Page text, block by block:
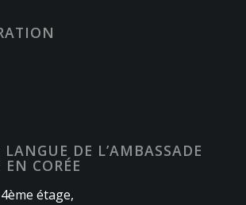
LANGUE DE L’AMBASSADE
EN CORÉE
étage,